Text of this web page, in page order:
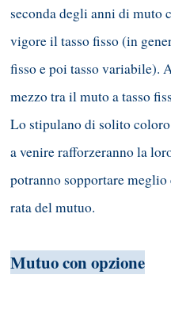
seconda degli anni di muto
vigore il tasso fisso (in
fisso e poi tasso variabile).
mezzo tra il muto a tasso
Lo stipulano di solito
a venire rafforzeranno la
potranno sopportare
rata del mutuo.
Mutuo con opzione